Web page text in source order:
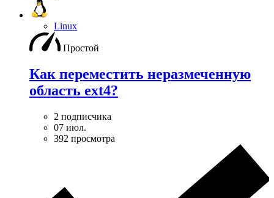
Linux
Простой
Как переместить неразмеченную
область ext4?
2 подписчика
07 июл.
392 просмотра